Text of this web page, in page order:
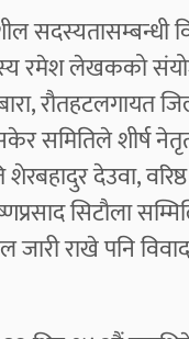
सदस्यतासम्बन्धी
रमेश लेखकको
रौतहटलगायत
समितिले शीर्ष
देउवा,
सिटौला
राखे पनि